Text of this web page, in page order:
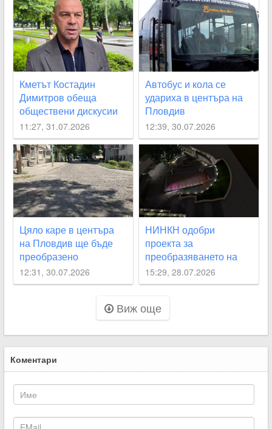
Кметът Костадин
Димитров обеща
обществени дискусии
за лифта на
Бунарджика
11:27, 31.07.2026
Автобус и кола се
удариха в центъра на
Пловдив
12:39, 30.07.2026
Цяло каре в центъра
на Пловдив ще бъде
преобразено
12:31, 30.07.2026
НИНКН одобри
проекта за
преобразяването на
подлез
“Археологически“
15:29, 28.07.2026
Виж още
Коментари